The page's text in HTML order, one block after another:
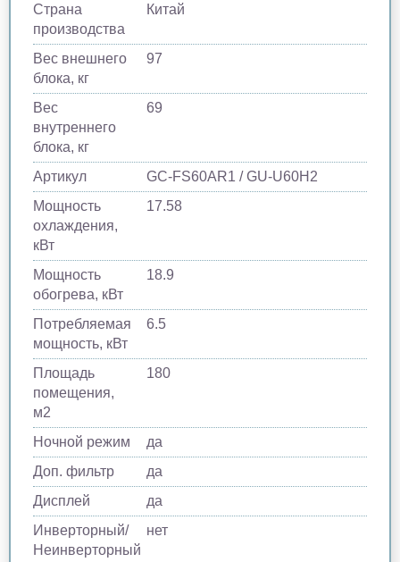
Страна
производства
Китай
Вес внешнего
блока, кг
97
Вес
внутреннего
блока, кг
69
Артикул
GC-FS60AR1 / GU-U60H2
Мощность
охлаждения,
кВт
17.58
Мощность
обогрева, кВт
18.9
Потребляемая
мощность, кВт
6.5
Площадь
помещения,
м2
180
Ночной режим
да
Доп. фильтр
да
Дисплей
да
Инверторный/
Неинверторный
нет